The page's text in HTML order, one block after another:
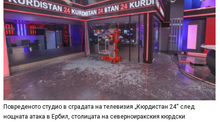
Повреденото студио в сградата на телевизия „Кюрдистан 24“ след
нощната атака в Ербил, столицата на северноиракския кюрдски